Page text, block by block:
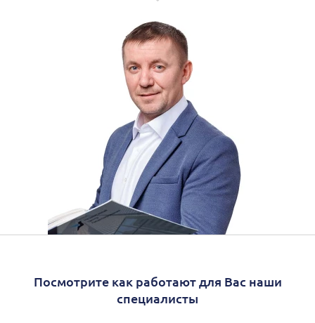
Посмотрите как работают для Вас наши
специалисты